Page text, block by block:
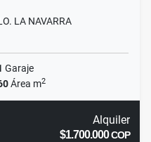
LA NAVARRA
Garaje
Área m2
Alquiler
$1.700.000COP